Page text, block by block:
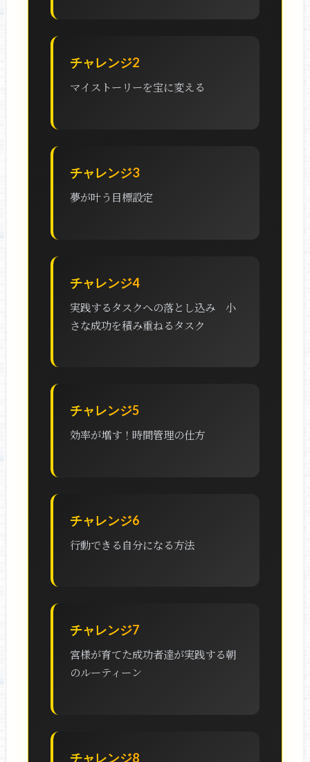
チャレンジ2
マイストーリーを宝に変える
チャレンジ3
夢が叶う目標設定
チャレンジ4
実践するタスクへの落とし込み 小
さな成功を積み重ねるタスク
チャレンジ5
効率が増す！時間管理の仕方
チャレンジ6
行動できる自分になる方法
チャレンジ7
宮様が育てた成功者達が実践する朝
のルーティーン
チャレンジ8